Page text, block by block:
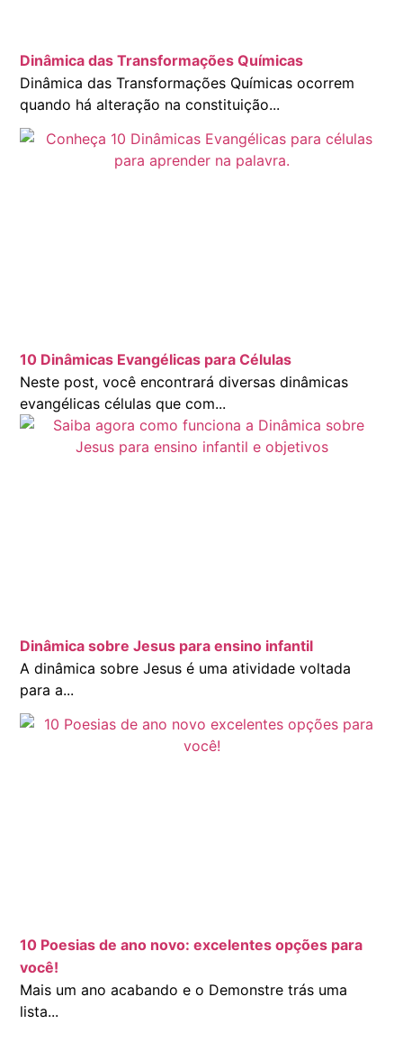
Dinâmica das Transformações Químicas
Dinâmica das Transformações Químicas ocorrem
quando há alteração na constituição...
10 Dinâmicas Evangélicas para Células
Neste post, você encontrará diversas dinâmicas
evangélicas células que com...
Dinâmica sobre Jesus para ensino infantil
A dinâmica sobre Jesus é uma atividade voltada
para a...
10 Poesias de ano novo: excelentes opções para
você!
Mais um ano acabando e o Demonstre trás uma
lista...